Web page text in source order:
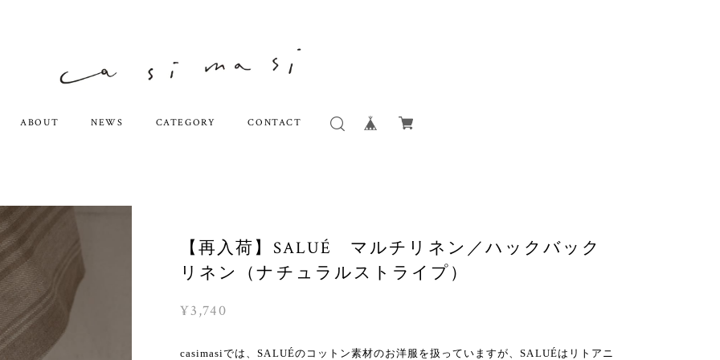
ABOUT NEWS CATEGORY CONTACT
【再入荷】SALUÉ マルチリネン／ハックバック
リネン（ナチュラルストライプ）
¥3,740
casimasiでは、SALUÉのコットン素材のお洋服を扱っていますが、SALUÉはリトアニ